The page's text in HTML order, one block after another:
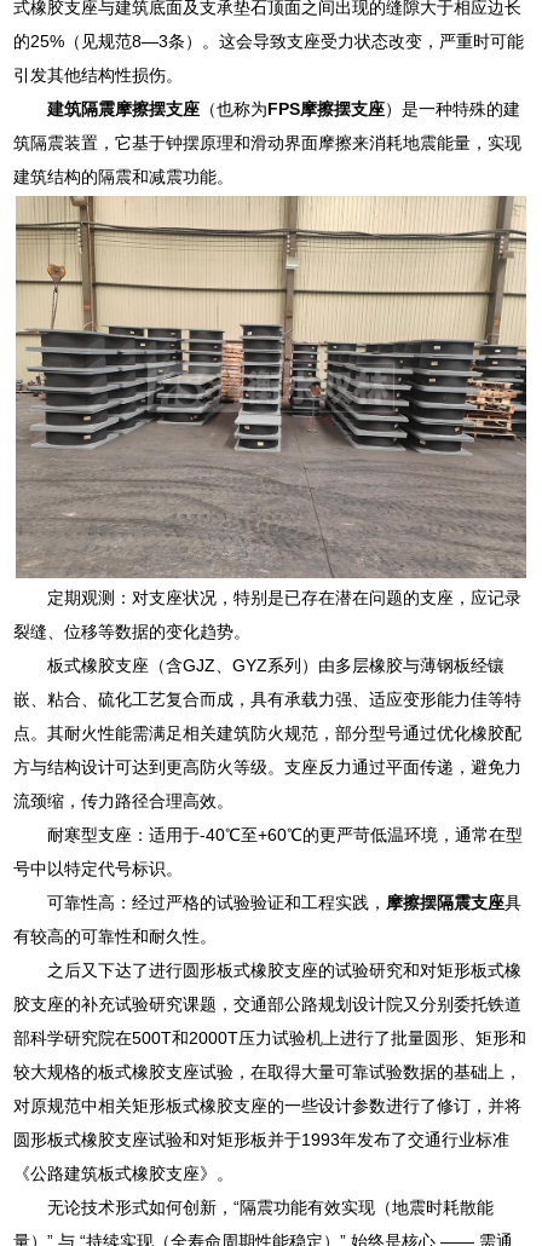
式橡胶支座与建筑底面及支承垫石顶面之间出现的缝隙大于相应边长
的25%（见规范8—3条）。这会导致支座受力状态改变，严重时可能
引发其他结构性损伤。
建筑隔震摩擦摆支座 （也称为FPS摩擦摆支座）是一种特殊的建
筑隔震装置，它基于钟摆原理和滑动界面摩擦来消耗地震能量，实现
建筑结构的隔震和减震功能。
定期观测：对支座状况，特别是已存在潜在问题的支座，应记录
裂缝、位移等数据的变化趋势。
板式橡胶支座（含GJZ、GYZ系列）由多层橡胶与薄钢板经镶
嵌、粘合、硫化工艺复合而成，具有承载力强、适应变形能力佳等特
点。其耐火性能需满足相关建筑防火规范，部分型号通过优化橡胶配
方与结构设计可达到更高防火等级。支座反力通过平面传递，避免力
流颈缩，传力路径合理高效。
耐寒型支座：适用于-40℃至+60℃的更严苛低温环境，通常在型
号中以特定代号标识。
可靠性高：经过严格的试验验证和工程实践， 摩擦摆隔震支座具
有较高的可靠性和耐久性。
之后又下达了进行圆形板式橡胶支座的试验研究和对矩形板式橡
胶支座的补充试验研究课题，交通部公路规划设计院又分别委托铁道
部科学研究院在500T和2000T压力试验机上进行了批量圆形、矩形和
较大规格的板式橡胶支座试验，在取得大量可靠试验数据的基础上，
对原规范中相关矩形板式橡胶支座的一些设计参数进行了修订，并将
圆形板式橡胶支座试验和对矩形板并于1993年发布了交通行业标准
《公路建筑板式橡胶支座》。
无论技术形式如何创新，“隔震功能有效实现（地震时耗散能
量）” 与 “持续实现（全寿命周期性能稳定）” 始终是核心 —— 需通